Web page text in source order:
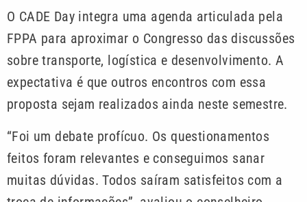
O CADE Day integra uma agenda articulada pela
FPPA para aproximar o Congresso das discussões
sobre transporte, logística e desenvolvimento. A
expectativa é que outros encontros com essa
proposta sejam realizados ainda neste semestre.
“Foi um debate profícuo. Os questionamentos
feitos foram relevantes e conseguimos sanar
muitas dúvidas. Todos saíram satisfeitos com a